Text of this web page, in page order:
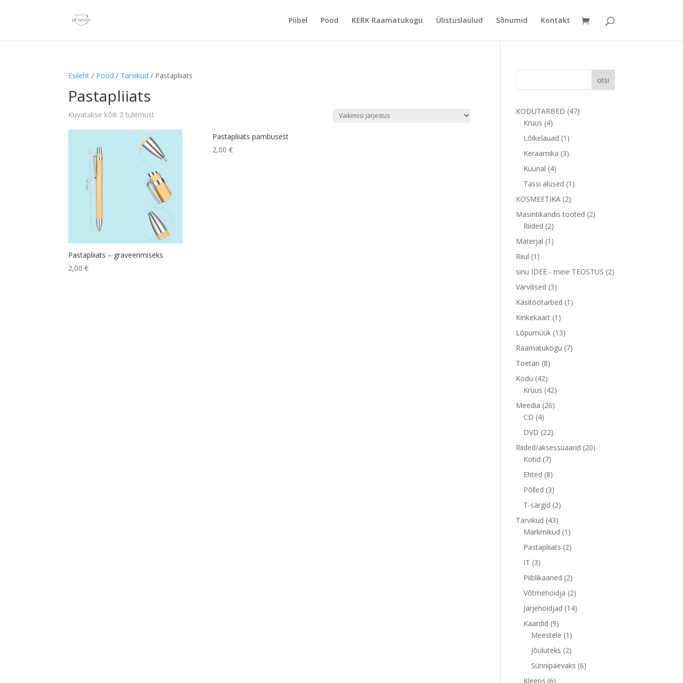
Piibel Pood KERK Raamatukogu Ülistuslaulud Sõnumid Kontakt
Esileht / Pood / Tarvikud / Pastapliiats
Pastapliiats
Kuvatakse kõik 2 tulemust
Pastapliiats – graveerimiseks
2,00€
Pastapliiats pambusest
2,00 €
otsi
KODUTARBED 4747
Kruus 44
toodet
Lõikelauad 1 1
toode
Keraamika 33
Küünal 44
toodet
Tassi alused 1 1
KOSMEETIKA 22
toodet
Masintikandis tooted 22
Riided 22
toodet
Materjal 1 1
Riiul 1 1
toode
sinu IDEE - meie TEOSTUS 22
Värvilised 33
toodet
Käsitöötarbed 1 1
Kinkekaart 1 1
toode
Lõpumüük 1313
toodet
Raamatukogu 77
Toetan 88
Kodu 4242
toodet
Kruus 4242
Meedia 2626
CD 44
toodet
DVD 2222
Riided/aksessuaarid 2020
Kotid 77
toodet
Ehted 88
toodet
Põlled 33
toodet
T-särgid 22
Tarvikud 4343
toodet
Märkmikud 1 1
toode
Pastapliiats 22
IT 33
toodet
Piiblikaaned 22
toodet
Võtmehoidja 22
toodet
Järjehoidjad 1414
Kaardid 99
toodet
Meestele 1 1
toode
Jõuluteks 22
toodet
Sünnipäevaks 66
Kleeps 66